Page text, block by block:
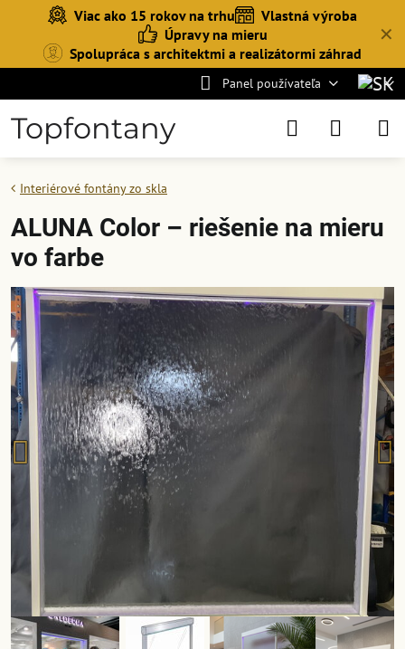
✕
Viac ako 15 rokov na trhu
Vlastná výroba
Úpravy na mieru
Spolupráca s architektmi a realizátormi záhrad
Panel používateľa
Topfontany
Interiérové fontány zo skla
ALUNA Color – riešenie na mieru
vo farbe